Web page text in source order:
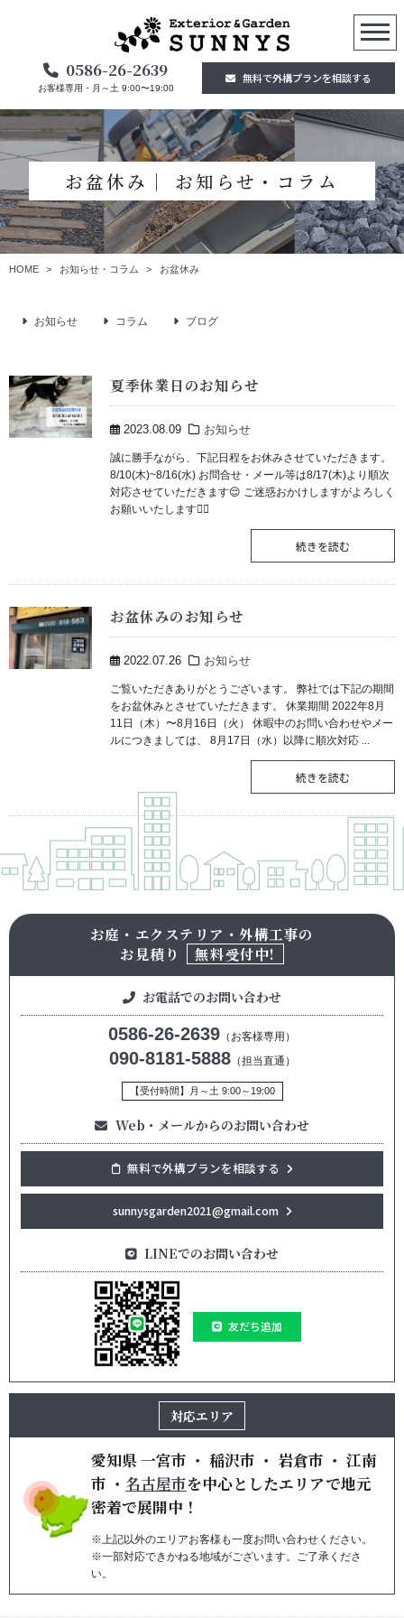
0586-26-2639
お客様専用・月～土 9:00〜19:00
無料で外構プランを相談する
お盆休み│ お知らせ・コラム
HOME お知らせ・コラム お盆休み
お知らせ コラム ブログ
夏季休業日のお知らせ
2023.08.09 お知らせ
誠に勝手ながら、下記日程をお休みさせていただきます。
8/10(木)~8/16(水) お問合せ・メール等は8/17(木)より順次
対応させていただきます😌 ご迷惑おかけしますがよろしく
お願いいたします🙇‍♀️
続きを読む
お盆休みのお知らせ
2022.07.26 お知らせ
ご覧いただきありがとうございます。 弊社では下記の期間
をお盆休みとさせていただきます。 休業期間 2022年8月
11日（木）〜8月16日（火） 休暇中のお問い合わせやメー
ルにつきましては、 8月17日（水）以降に順次対応 ...
続きを読む
お庭・エクステリア・外構工事の
お見積り
無料受付中!
お電話でのお問い合わせ
0586-26-2639 （お客様専用）
090-8181-5888（担当直通）
【受付時間】月～土 9:00～19:00
Web・メールからのお問い合わせ
無料で外構プランを相談する
sunnysgarden2021@gmail.com
LINEでのお問い合わせ
友だち追加
対応エリア
愛知県一宮市 ・ 稲沢市 ・ 岩倉市 ・ 江南
市 ・名古屋市を中心としたエリアで地元
密着で展開中！
※上記以外のエリアお客様も一度お問い合わせください。
※一部対応できかねる地域がございます。ご了承くださ
い。